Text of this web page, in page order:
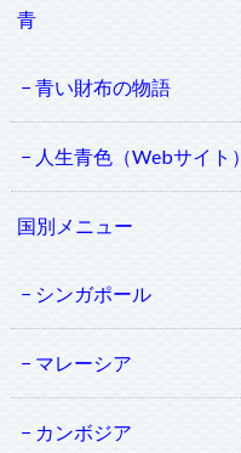
青
青い財布の物語
人生青色（Webサイト）
国別メニュー
シンガポール
マレーシア
カンボジア